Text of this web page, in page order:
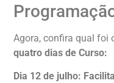
Agora, confira qual foi
quatro dias de Curso:
Dia 12 de julho: